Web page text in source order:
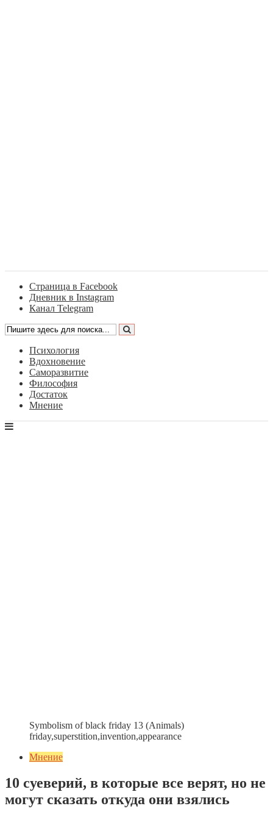
Страница в Facebook
Дневник в Instagram
Канал Telegram
Психология
Вдохновение
Саморазвитие
Философия
Достаток
Мнение
Symbolism of black friday 13 (Animals)
friday,superstition,invention,appearance
Мнение
10 суеверий, в которые все верят, но не
могут сказать откуда они взялись